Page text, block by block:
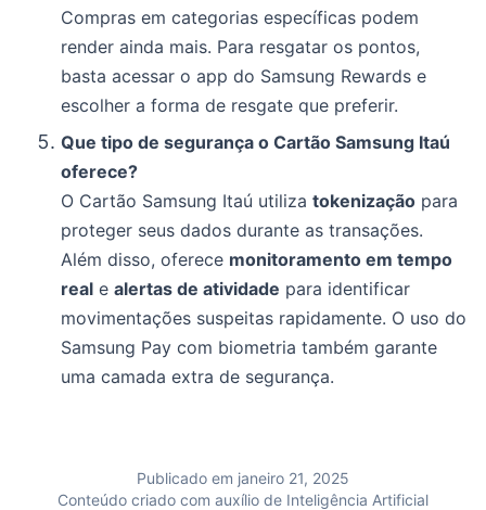
Compras em categorias específicas podem
render ainda mais. Para resgatar os pontos,
basta acessar o app do Samsung Rewards e
escolher a forma de resgate que preferir.
Que tipo de segurança o Cartão Samsung Itaú
oferece?
O Cartão Samsung Itaú utiliza tokenização para
proteger seus dados durante as transações.
Além disso, oferece monitoramento em tempo
real e alertas de atividade para identificar
movimentações suspeitas rapidamente. O uso do
Samsung Pay com biometria também garante
uma camada extra de segurança.
Publicado em janeiro 21, 2025
Conteúdo criado com auxílio de Inteligência Artificial